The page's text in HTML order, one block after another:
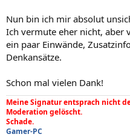
Nun bin ich mir absolut
Ich vermute eher nicht, aber
ein paar Einwände,
Denkansätze.
Schon mal vielen Dank!
Meine Signatur entsprach nicht
Moderation gelöscht.
Schade.
Gamer-PC